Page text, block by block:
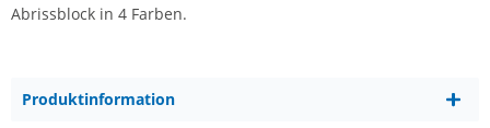
Abrissblock in 4 Farben.
Produktinformation